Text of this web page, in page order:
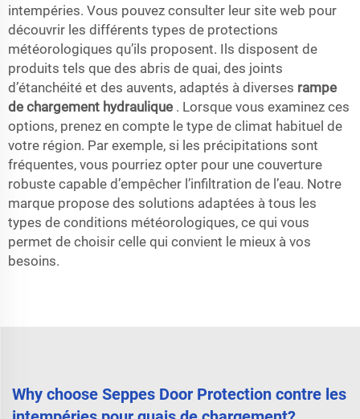
intempéries. Vous pouvez consulter leur site web pour
découvrir les différents types de protections
météorologiques qu’ils proposent. Ils disposent de
produits tels que des abris de quai, des joints
d’étanchéité et des auvents, adaptés à diverses rampe
de chargement hydraulique . Lorsque vous examinez ces
options, prenez en compte le type de climat habituel de
votre région. Par exemple, si les précipitations sont
fréquentes, vous pourriez opter pour une couverture
robuste capable d’empêcher l’infiltration de l’eau. Notre
marque propose des solutions adaptées à tous les
types de conditions météorologiques, ce qui vous
permet de choisir celle qui convient le mieux à vos
besoins.
Why choose Seppes Door Protection contre les